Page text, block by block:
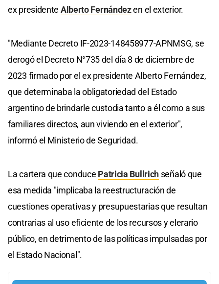
ex presidente Alberto Fernándezen el exterior.
"Mediante Decreto IF-2023-148458977-APNMSG, se
derogó el Decreto N°735 del día 8 de diciembre de
2023 firmado por el ex presidente Alberto Fernández,
que determinaba la obligatoriedad del Estado
argentino de brindarle custodia tanto a él como a sus
familiares directos, aun viviendo en el exterior",
informó el Ministerio de Seguridad.
La cartera que conduce Patricia Bullrich señaló que
esa medida "implicaba la reestructuración de
cuestiones operativas y presupuestarias que resultan
contrarias al uso eficiente de los recursos y elerario
público, en detrimento de las políticas impulsadas por
el Estado Nacional".